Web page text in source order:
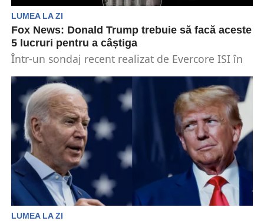
LUMEA LA ZI
Fox News: Donald Trump trebuie să facă aceste
5 lucruri pentru a câștiga
Într-un sondaj recent realizat de Evercore ISI în
LUMEA LA ZI